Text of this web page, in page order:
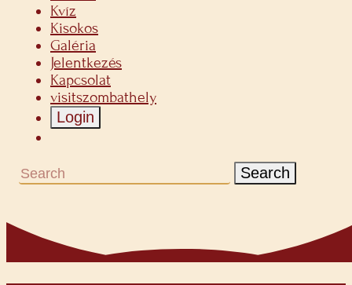
Kvíz
Kisokos
Galéria
Jelentkezés
Kapcsolat
visitszombathely
Login
Search